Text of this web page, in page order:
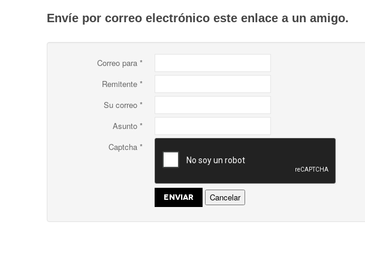
Envíe por correo electrónico este enlace a un amigo.
Correo para *
Remitente *
Su correo *
Asunto *
Captcha *
ENVIAR Cancelar